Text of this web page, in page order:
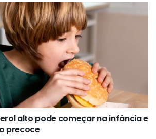
alto pode começar na infância e
precoce